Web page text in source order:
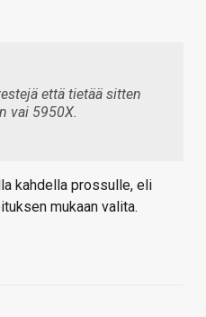
että tietää sitten
vai 5950X.
kahdella prossulle, eli
mukaan valita.